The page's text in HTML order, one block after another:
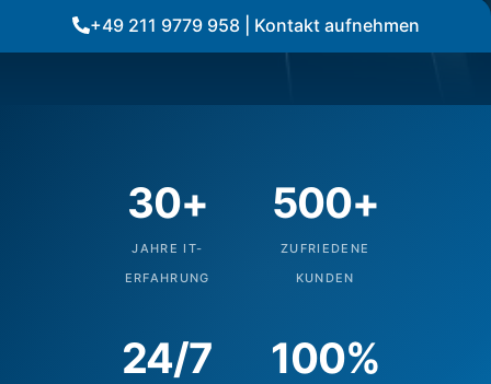
+49 211 9779 958 | Kontakt aufnehmen
30+
JAHRE IT-
ERFAHRUNG
500+
ZUFRIEDENE
KUNDEN
24/7 100%